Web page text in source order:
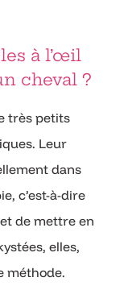
à l’œil
cheval ?
très petits
Leur
dans
c’est-à-dire
de mettre en
elles,
méthode.